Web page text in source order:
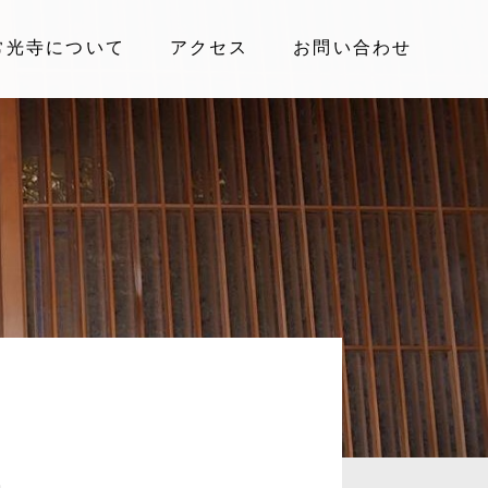
光寺について アクセス お問い合わせ